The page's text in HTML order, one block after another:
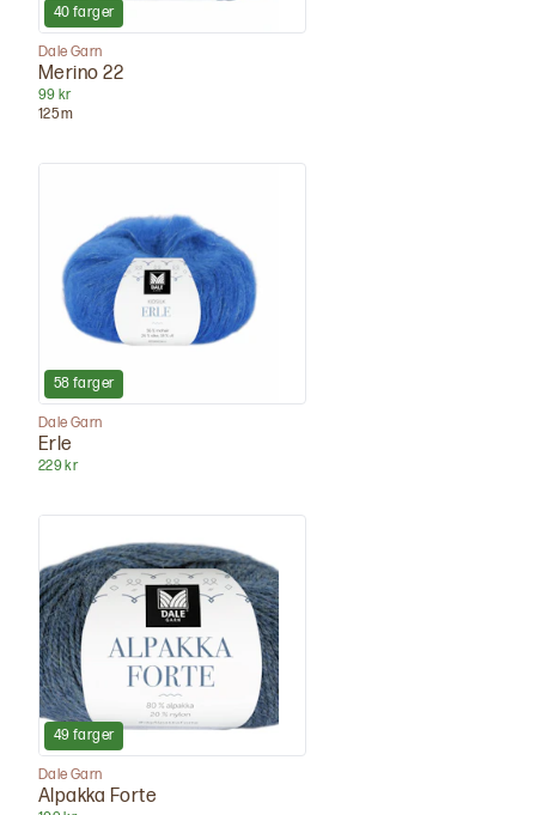
40 farger
Dale Garn
Merino 22
99 kr
125m
58 farger
Dale Garn
Erle
229 kr
49 farger
Dale Garn
Alpakka Forte